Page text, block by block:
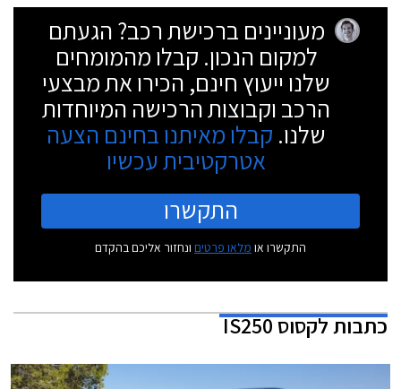
מעוניינים ברכישת רכב? הגעתם
למקום הנכון. קבלו מהמומחים
שלנו ייעוץ חינם, הכירו את מבצעי
הרכב וקבוצות הרכישה המיוחדות
שלנו. קבלו מאיתנו בחינם הצעה
אטרקטיבית עכשיו
התקשרו
התקשרו או מלאו פרטים ונחזור אליכם בהקדם
כתבותלקסוס IS250